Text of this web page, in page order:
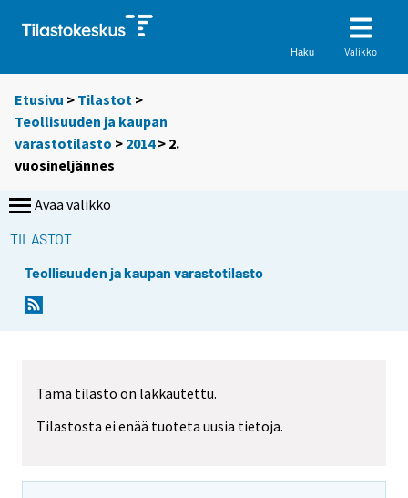
Haku Valikko
Etusivu > Tilastot >
Teollisuuden ja kaupan
varastotilasto > 2014> 2.
vuosineljännes
Avaa valikko
TILASTOT
Teollisuuden ja kaupan varastotilasto
Tämä tilasto on lakkautettu.
Tilastosta ei enää tuoteta uusia tietoja.